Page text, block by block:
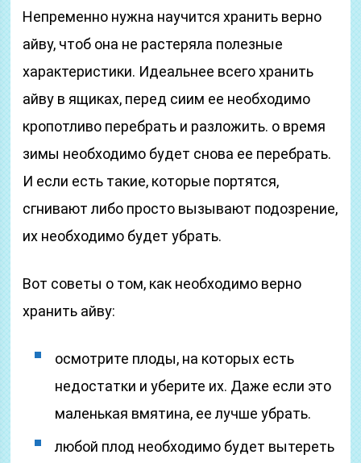
Непременно нужна научится хранить верно
айву, чтоб она не растеряла полезные
характеристики. Идеальнее всего хранить
айву в ящиках, перед сиим ее необходимо
кропотливо перебрать и разложить. о время
зимы необходимо будет снова ее перебрать.
И если есть такие, которые портятся,
сгнивают либо просто вызывают подозрение,
их необходимо будет убрать.
Вот советы о том, как необходимо верно
хранить айву:
осмотрите плоды, на которых есть
недостатки и уберите их. Даже если это
маленькая вмятина, ее лучше убрать.
любой плод необходимо будет вытереть